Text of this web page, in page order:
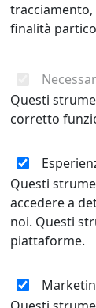
VINTAGE
€
finalità
Questi
corretto
Questi
accedere a
noi. Questi
piattaforme.